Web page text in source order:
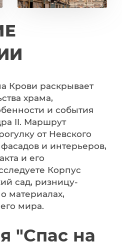
Крови раскрывает
храма,
и события
II. Маршрут
от Невского
и интерьеров,
и его
Корпус
сад, ризницу-
материалах,
мира.
"Спас на